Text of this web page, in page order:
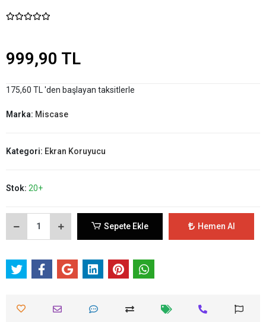
999,90 TL
175,60 TL 'den başlayan taksitlerle
Marka: Miscase
Kategori: Ekran Koruyucu
Stok: 20+
Sepete Ekle Hemen Al